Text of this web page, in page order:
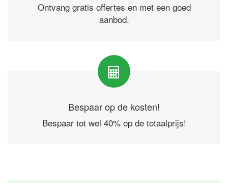
Ontvang gratis offertes en met een goed
aanbod.
Bespaar op de kosten!
Bespaar tot wel 40% op de totaalprijs!